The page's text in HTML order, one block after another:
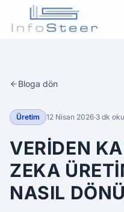
Bloga dön
Üretim 12 Nisan 2026·3 dk
VERIDEN
ZEKA
NASIL